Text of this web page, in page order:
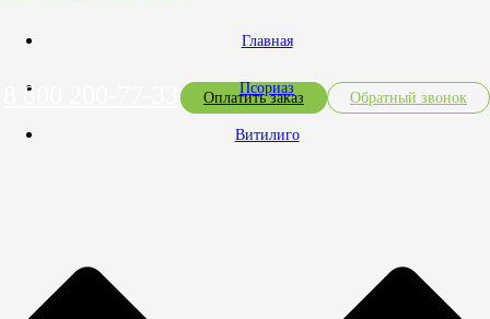
Главная
Псориаз
Витилиго
Оплатить заказ Обратный звонок
8 800 200-77-33